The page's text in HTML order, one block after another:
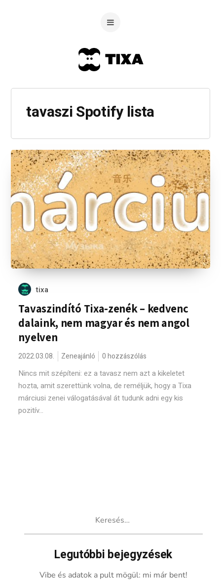
tavaszi Spotify lista
tixa
Tavaszindító Tixa-zenék – kedvenc
dalaink, nem magyar és nem angol
nyelven
2022.03.08. Zeneajánló 0 hozzászólás
Nincs mit szépíteni: ez a tavasz nem azt a kikeletet
hozta, amit szerettünk volna, de reméljük, hogy a Tixa
márciusi zenei válogatásával át tudunk adni egy kis
pozitív...
Legutóbbi bejegyzések
Vibe és adatok a pult mögül: mi már bent!